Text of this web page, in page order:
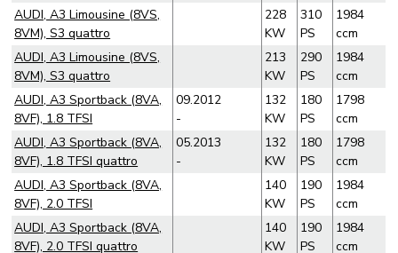
AUDI, A3 Limousine (8VS,
8VM), S3 quattro
228
KW
310
PS
1984
ccm
AUDI, A3 Limousine (8VS,
8VM), S3 quattro
213
KW
290
PS
1984
ccm
AUDI, A3 Sportback (8VA,
8VF), 1.8 TFSI
09.2012
-
132
KW
180
PS
1798
ccm
AUDI, A3 Sportback (8VA,
8VF), 1.8 TFSI quattro
05.2013
-
132
KW
180
PS
1798
ccm
AUDI, A3 Sportback (8VA,
8VF), 2.0 TFSI
140
KW
190
PS
1984
ccm
AUDI, A3 Sportback (8VA,
8VF), 2.0 TFSI quattro
140
KW
190
PS
1984
ccm